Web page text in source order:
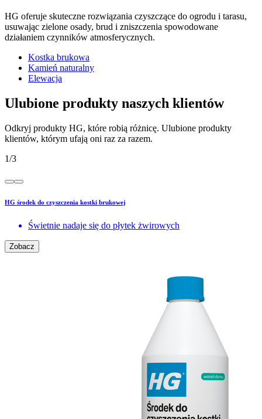
HG oferuje skuteczne rozwiązania czyszczące do ogrodu i tarasu,
usuwając zielone osady, brud i zniszczenia spowodowane
działaniem czynników atmosferycznych.
Kostka brukowa
Kamień naturalny
Elewacja
Ulubione produkty naszych klientów
Odkryj produkty HG, które robią różnicę. Ulubione produkty
klientów, którym ufają oni raz za razem.
1/3
HG środek do czyszczenia kostki brukowej
Świetnie nadaje się do płytek żwirowych
Zobacz